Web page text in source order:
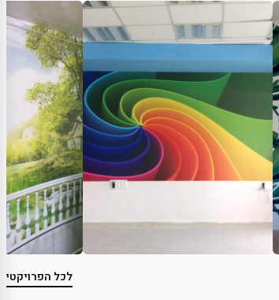
לכל